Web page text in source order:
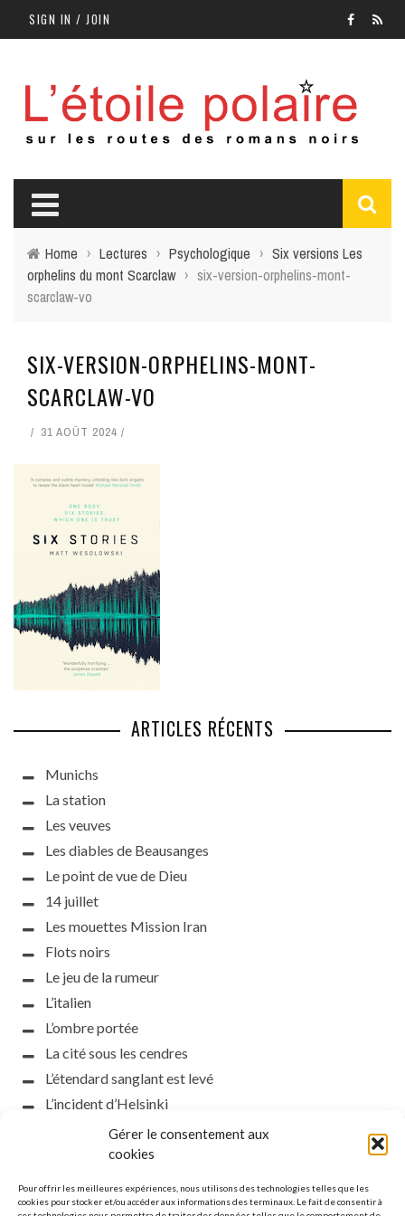
Gérer le consentement aux
cookies
Pour offrir les meilleures expériences, nous utilisons des technologies telles que les
cookies pour stocker et/ou accéder aux informations des terminaux. Le fait de consentir à
SIGN IN / JOIN
Home › Lectures › Psychologique › Six versions Les
orphelins du mont Scarclaw › six-version-orphelins-mont-
scarclaw-vo
SIX-VERSION-ORPHELINS-MONT-
SCARCLAW-VO
31 AOÛT 2024
ARTICLES RÉCENTS
Munichs
La station
Les veuves
Les diables de Beausanges
Le point de vue de Dieu
14 juillet
Les mouettes Mission Iran
Flots noirs
Le jeu de la rumeur
L’italien
L’ombre portée
La cité sous les cendres
L’étendard sanglant est levé
L’incident d’Helsinki
la petite fasciste
Toutes les nuances de la nuit
Que s’obscurcissent le soleil et la lumière